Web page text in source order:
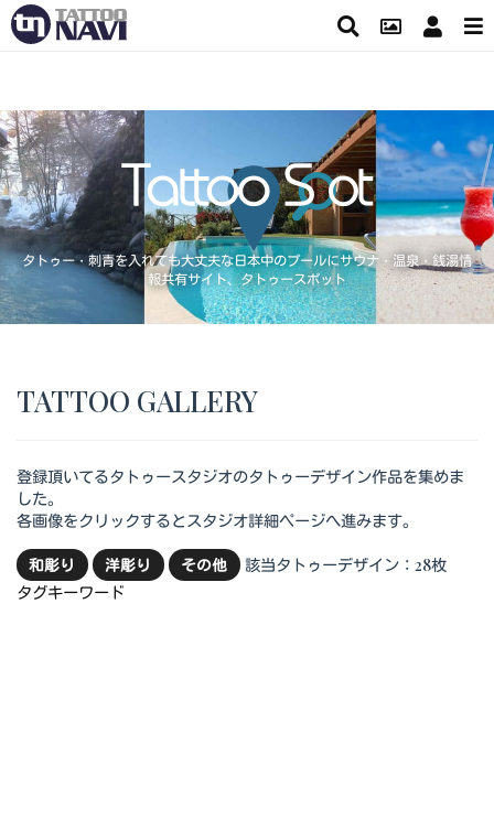
タトゥー・刺青を入れても大丈夫な日本中のプールにサウナ・温泉・銭湯情
報共有サイト、タトゥースポット
TATTOO GALLERY
登録頂いてるタトゥースタジオのタトゥーデザイン作品を集めま
した。
各画像をクリックするとスタジオ詳細ページへ進みます。
和彫り 洋彫り その他
該当タトゥーデザイン：28枚
タグキーワード